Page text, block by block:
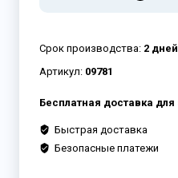
Срок производства: 2 дней
Артикул: 09781
Бесплатная доставка
Быстрая доставка
Безопасные платежи